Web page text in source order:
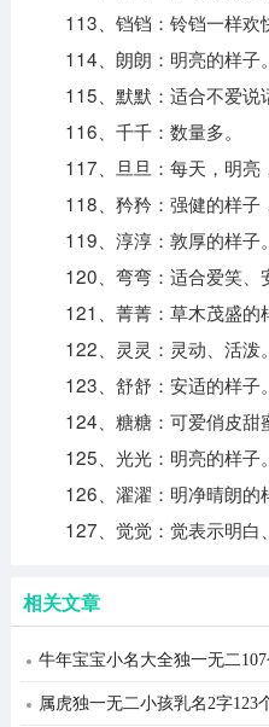
113、铛铛：铃铛一样欢快
114、朗朗：明亮的样子。
115、默默：适合不爱说话
116、千千：数量多。
117、旦旦：每天，明亮，
118、矜矜：强健的样子，
119、淳淳：敦厚的样子。
120、弯弯：适合爱笑、安
121、菁菁：草木茂盛的样
122、灵灵：灵动、活泼。
123、舒舒：安适的样子。
124、糖糖：可爱俏皮甜蜜
125、光光：明亮的样子。
126、濯濯：明净晴朗的样
127、觉觉：觉表示明白、
相关文章
牛年宝宝小名大全独一无二
属虎独一无二小孩乳名2字123